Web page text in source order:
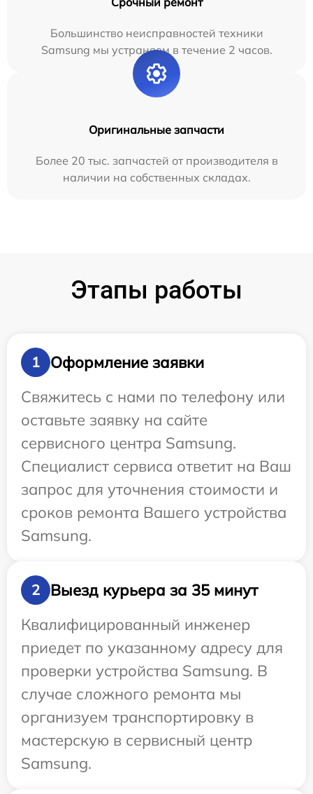
Большинство неисправностей техники
Samsung мы устраняем в течение 2 часов.
Оригинальные запчасти
Более 20 тыс. запчастей от производителя в
наличии на собственных складах.
Этапы работы
1
Оформление заявки
Свяжитесь с нами по телефону или
оставьте заявку на сайте
сервисного центра Samsung.
Специалист сервиса ответит на Ваш
запрос для уточнения стоимости и
сроков ремонта Вашего устройства
Samsung.
2
Выезд курьера за 35 минут
Квалифицированный инженер
приедет по указанному адресу для
проверки устройства Samsung. В
случае сложного ремонта мы
организуем транспортировку в
мастерскую в сервисный центр
Samsung.